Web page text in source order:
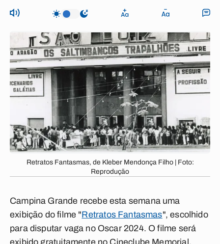
Retratos Fantasmas, de Kleber Mendonça Filho | Foto:
Reprodução
Campina Grande recebe esta semana uma
exibição do filme "Retratos Fantasmas", escolhido
para disputar vaga no Oscar 2024. O filme será
exibido gratuitamente no Cineclube Memorial,